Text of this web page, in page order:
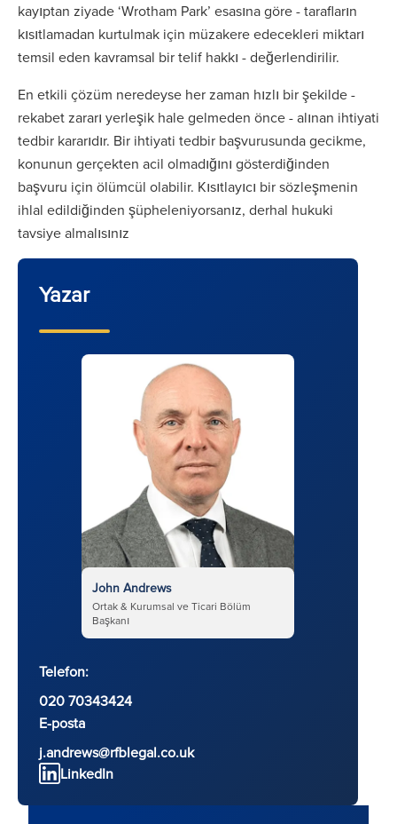
kayıptan ziyade ‘Wrotham Park’ esasına göre - tarafların
kısıtlamadan kurtulmak için müzakere edecekleri miktarı
temsil eden kavramsal bir telif hakkı - değerlendirilir.
En etkili çözüm neredeyse her zaman hızlı bir şekilde -
rekabet zararı yerleşik hale gelmeden önce - alınan ihtiyati
tedbir kararıdır. Bir ihtiyati tedbir başvurusunda gecikme,
konunun gerçekten acil olmadığını gösterdiğinden
başvuru için ölümcül olabilir. Kısıtlayıcı bir sözleşmenin
ihlal edildiğinden şüpheleniyorsanız, derhal hukuki
tavsiye almalısınız
Yazar
John Andrews
Ortak & Kurumsal ve Ticari Bölüm
Başkanı
Telefon:
020 70343424
E-posta
j.andrews@rfblegal.co.uk
LinkedIn